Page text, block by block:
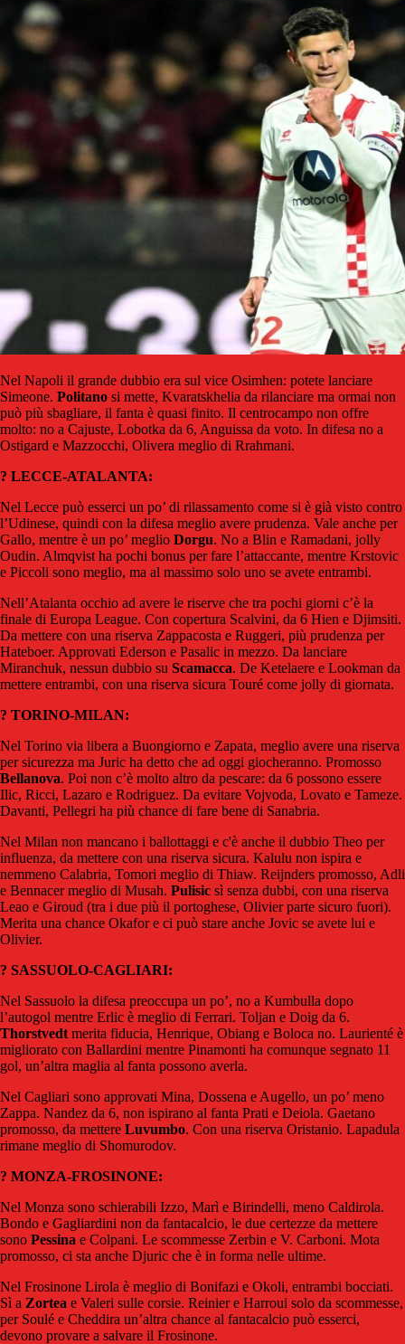
Nel Napoli il grande dubbio era sul vice Osimhen: potete lanciare
Simeone. Politano si mette, Kvaratskhelia da rilanciare ma ormai non
può più sbagliare, il fanta è quasi finito. Il centrocampo non offre
molto: no a Cajuste, Lobotka da 6, Anguissa da voto. In difesa no a
Ostigard e Mazzocchi, Olivera meglio di Rrahmani.
? LECCE-ATALANTA:
Nel Lecce può esserci un po’ di rilassamento come si è già visto contro
l’Udinese, quindi con la difesa meglio avere prudenza. Vale anche per
Gallo, mentre è un po’ meglio Dorgu. No a Blin e Ramadani, jolly
Oudin. Almqvist ha pochi bonus per fare l’attaccante, mentre Krstovic
e Piccoli sono meglio, ma al massimo solo uno se avete entrambi.
Nell’Atalanta occhio ad avere le riserve che tra pochi giorni c’è la
finale di Europa League. Con copertura Scalvini, da 6 Hien e Djimsiti.
Da mettere con una riserva Zappacosta e Ruggeri, più prudenza per
Hateboer. Approvati Ederson e Pasalic in mezzo. Da lanciare
Miranchuk, nessun dubbio su Scamacca. De Ketelaere e Lookman da
mettere entrambi, con una riserva sicura Touré come jolly di giornata.
? TORINO-MILAN:
Nel Torino via libera a Buongiorno e Zapata, meglio avere una riserva
per sicurezza ma Juric ha detto che ad oggi giocheranno. Promosso
Bellanova. Poi non c’è molto altro da pescare: da 6 possono essere
Ilic, Ricci, Lazaro e Rodriguez. Da evitare Vojvoda, Lovato e Tameze.
Davanti, Pellegri ha più chance di fare bene di Sanabria.
Nel Milan non mancano i ballottaggi e c'è anche il dubbio Theo per
influenza, da mettere con una riserva sicura. Kalulu non ispira e
nemmeno Calabria, Tomori meglio di Thiaw. Reijnders promosso, Adli
e Bennacer meglio di Musah. Pulisic sì senza dubbi, con una riserva
Leao e Giroud (tra i due più il portoghese, Olivier parte sicuro fuori).
Merita una chance Okafor e ci può stare anche Jovic se avete lui e
Olivier.
? SASSUOLO-CAGLIARI:
Nel Sassuolo la difesa preoccupa un po’, no a Kumbulla dopo
l’autogol mentre Erlic è meglio di Ferrari. Toljan e Doig da 6.
Thorstvedt merita fiducia, Henrique, Obiang e Boloca no. Laurienté è
migliorato con Ballardini mentre Pinamonti ha comunque segnato 11
gol, un’altra maglia al fanta possono averla.
Nel Cagliari sono approvati Mina, Dossena e Augello, un po’ meno
Zappa. Nandez da 6, non ispirano al fanta Prati e Deiola. Gaetano
promosso, da mettere Luvumbo. Con una riserva Oristanio. Lapadula
rimane meglio di Shomurodov.
? MONZA-FROSINONE:
Nel Monza sono schierabili Izzo, Marì e Birindelli, meno Caldirola.
Bondo e Gagliardini non da fantacalcio, le due certezze da mettere
sono Pessina e Colpani. Le scommesse Zerbin e V. Carboni. Mota
promosso, ci sta anche Djuric che è in forma nelle ultime.
Nel Frosinone Lirola è meglio di Bonifazi e Okoli, entrambi bocciati.
Sì a Zortea e Valeri sulle corsie. Reinier e Harroui solo da scommesse,
per Soulé e Cheddira un’altra chance al fantacalcio può esserci,
devono provare a salvare il Frosinone.